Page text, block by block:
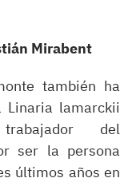
Mirabent
también ha
Linaria lamarckii
trabajador del
ser la persona
últimos años en